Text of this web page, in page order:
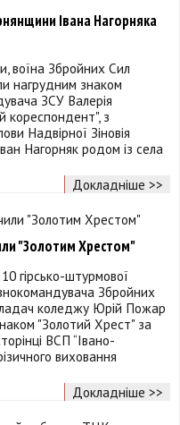
Івана Нагорняка
воїна Збройних Сил
нагрудним знаком
ЗСУ Валерія
кореспондент", з
Надвірної Зіновія
Нагорняк родом із села
Докладніше >>
"Золотим Хрестом"
гірсько-штурмової
Збройних
коледжу Юрій Пожар
"Золотий Хрест" за
ВСП “Івано-
виховання
Докладніше >>